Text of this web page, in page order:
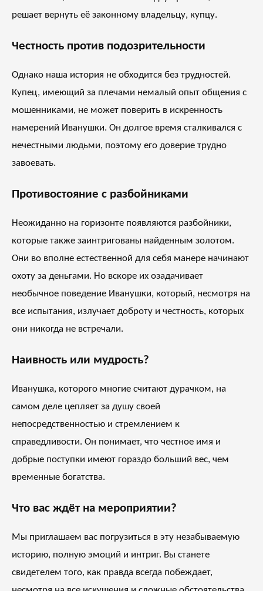
решает вернуть её законному владельцу, купцу.
Честность против подозрительности
Однако наша история не обходится без трудностей.
Купец, имеющий за плечами немалый опыт общения с
мошенниками, не может поверить в искренность
намерений Иванушки. Он долгое время сталкивался с
нечестными людьми, поэтому его доверие трудно
завоевать.
Противостояние с разбойниками
Неожиданно на горизонте появляются разбойники,
которые также заинтригованы найденным золотом.
Они во вполне естественной для себя манере начинают
охоту за деньгами. Но вскоре их озадачивает
необычное поведение Иванушки, который, несмотря на
все испытания, излучает доброту и честность, которых
они никогда не встречали.
Наивность или мудрость?
Иванушка, которого многие считают дурачком, на
самом деле цепляет за душу своей
непосредственностью и стремлением к
справедливости. Он понимает, что честное имя и
добрые поступки имеют гораздо больший вес, чем
временные богатства.
Что вас ждёт на мероприятии?
Мы приглашаем вас погрузиться в эту незабываемую
историю, полную эмоций и интриг. Вы станете
свидетелем того, как правда всегда побеждает,